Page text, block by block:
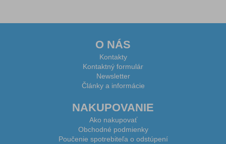
O NÁS
Kontakty
Kontaktný formulár
Newsletter
Články a informácie
NAKUPOVANIE
Ako nakupovať
Obchodné podmienky
Poučenie spotrebiteľa o odstúpení